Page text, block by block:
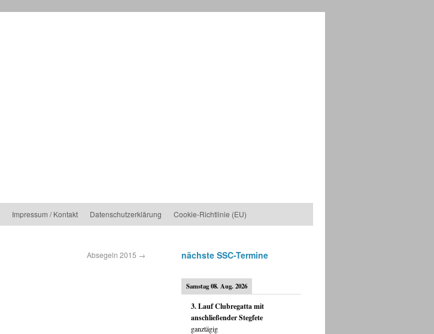
Impressum / Kontakt Datenschutzerklärung Cookie-Richtlinie (EU)
Absegeln 2015 → nächste SSC-Termine
Samstag 08. Aug. 2026
3. Lauf Clubregatta mit
anschließender Stegfete
ganztägig